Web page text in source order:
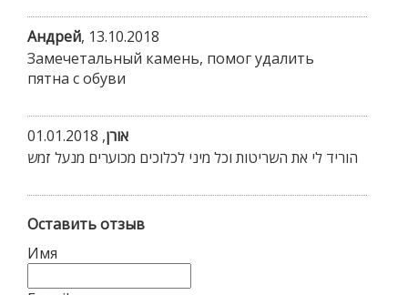
Андрей, 13.10.2018
Замечетальный камень, помог удалить
пятна с обуви
אורן,
01.01.2018
הוריד לי את השריטות וכל מיני לכלוכים מכוערים מנעל זמש
Оставить отзыв
Имя